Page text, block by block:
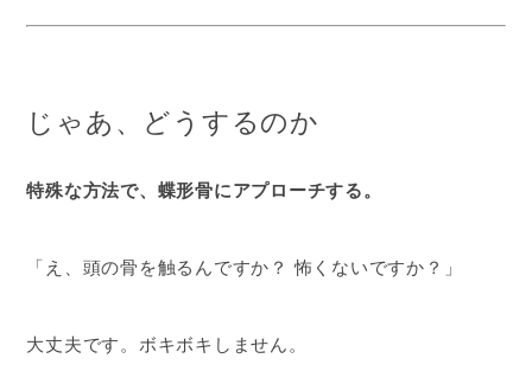
じゃあ、どうするのか
特殊な方法で、蝶形骨にアプローチする。
「え、頭の骨を触るんですか？ 怖くないですか？」
大丈夫です。ボキボキしません。